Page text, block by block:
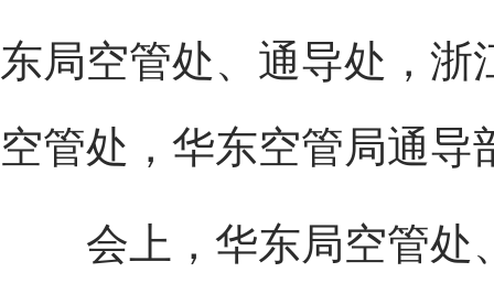
东局空管处、通导处，
空管处，华东空管局通
会上，华东局空管处